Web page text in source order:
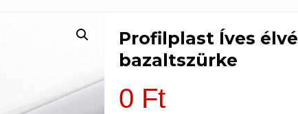
Profilplast Íves
bazaltszürke
0 Ft